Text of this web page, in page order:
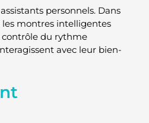
personnels. Dans
les montres intelligentes
contrôle du rythme
avec leur bien-